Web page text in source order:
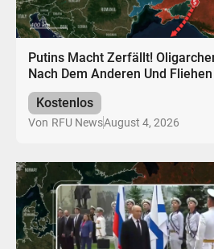
Putins Macht Zerfällt!
Nach Dem Anderen Und
Kostenlos
Von RFU NewsAugust 4, 2026